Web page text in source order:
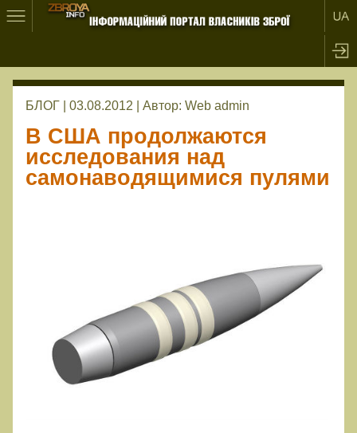
БЛОГ | 03.08.2012 | Автор: Web admin
В США продолжаются
исследования над
самонаводящимися пулями